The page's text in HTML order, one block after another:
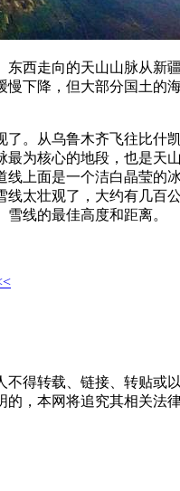
西走向的天山山脉从
下降，但大部分国土的
了。从乌鲁木齐飞往比
最为核心的地段，也
上面是一个洁白晶莹
线太壮观了，大约有几
线的最佳高度和距离。
得转载、链接、转贴或
，本网将追究其相关法律